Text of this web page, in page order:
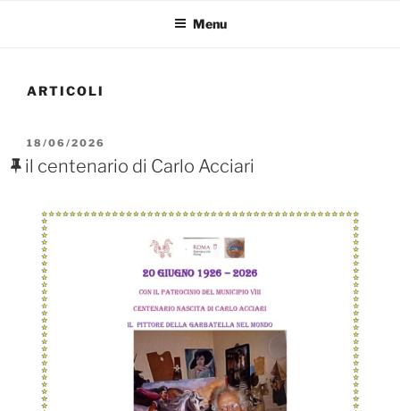
Menu
ARTICOLI
PUBBLICATO
IL
18/06/2026
il centenario di Carlo Acciari